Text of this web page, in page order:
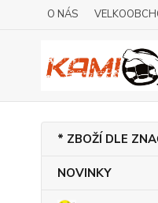
O NÁS
* ZBOŽÍ DLE
NOVINKY